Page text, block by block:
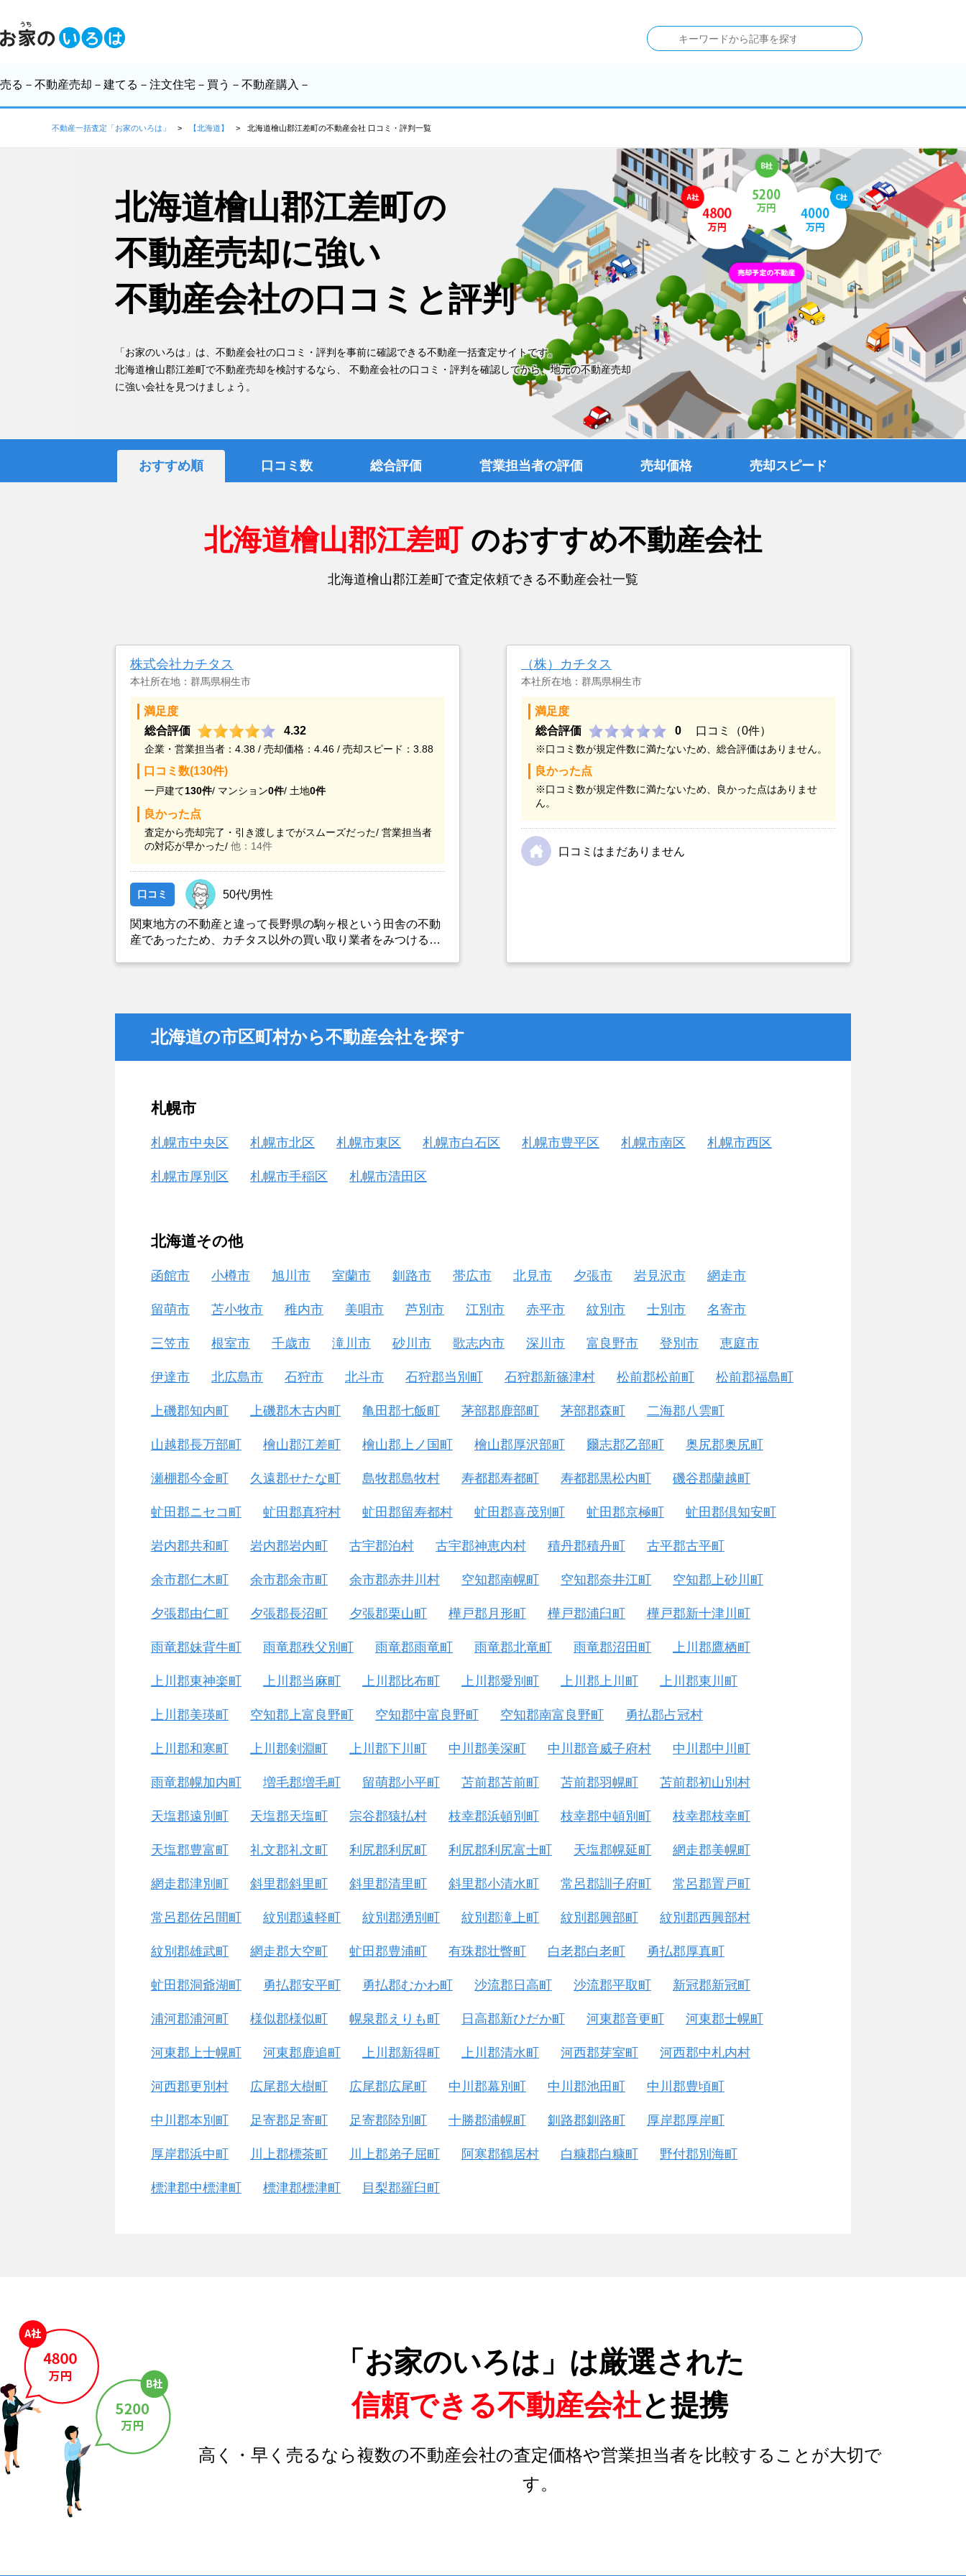
売る －不動産売却－ 建てる －注文住宅－ 買う －不動産購入－
不動産一括査定「お家のいろは」 【北海道】 北海道檜山郡江差町の不動産会社 口コミ・評判一覧
北海道檜山郡江差町の
不動産売却に強い
不動産会社の口コミと評判
「お家のいろは」は、不動産会社の口コミ・評判を事前に確認できる不動産一括査定サイトです。
北海道檜山郡江差町で不動産売却を検討するなら、 不動産会社の口コミ・評判を確認してから、地元の不動産売却
に強い会社を見つけましょう。
おすすめ順 口コミ数 総合評価 営業担当者の評価 売却価格 売却スピード
北海道檜山郡江差町 のおすすめ不動産会社
北海道檜山郡江差町で査定依頼できる不動産会社一覧
株式会社カチタス
本社所在地：群馬県桐生市
満足度
総合評価
4.32
企業・営業担当者：4.38 / 売却価格：4.46 / 売却スピード：3.88
口コミ数(130件)
一戸建て130件/ マンション0件/ 土地0件
良かった点
査定から売却完了・引き渡しまでがスムーズだった/ 営業担当者
の対応が早かった/ 他：14件
口コミ 50代/男性
関東地方の不動産と違って長野県の駒ヶ根という田舎の不動
産であったため、カチタス以外の買い取り業者をみつけるこ
（株）カチタス
本社所在地：群馬県桐生市
満足度
総合評価
0 口コミ（0件）
※口コミ数が規定件数に満たないため、総合評価はありません。
良かった点
※口コミ数が規定件数に満たないため、良かった点はありませ
ん。
口コミはまだありません
北海道の市区町村から不動産会社を探す
札幌市
札幌市中央区 札幌市北区 札幌市東区 札幌市白石区 札幌市豊平区 札幌市南区 札幌市西区
札幌市厚別区 札幌市手稲区 札幌市清田区
北海道その他
函館市 小樽市 旭川市 室蘭市 釧路市 帯広市 北見市 夕張市 岩見沢市 網走市
留萌市 苫小牧市 稚内市 美唄市 芦別市 江別市 赤平市 紋別市 士別市 名寄市
三笠市 根室市 千歳市 滝川市 砂川市 歌志内市 深川市 富良野市 登別市 恵庭市
伊達市 北広島市 石狩市 北斗市 石狩郡当別町 石狩郡新篠津村 松前郡松前町 松前郡福島町
上磯郡知内町 上磯郡木古内町 亀田郡七飯町 茅部郡鹿部町 茅部郡森町 二海郡八雲町
山越郡長万部町 檜山郡江差町 檜山郡上ノ国町 檜山郡厚沢部町 爾志郡乙部町 奥尻郡奥尻町
瀬棚郡今金町 久遠郡せたな町 島牧郡島牧村 寿都郡寿都町 寿都郡黒松内町 磯谷郡蘭越町
虻田郡ニセコ町 虻田郡真狩村 虻田郡留寿都村 虻田郡喜茂別町 虻田郡京極町 虻田郡倶知安町
岩内郡共和町 岩内郡岩内町 古宇郡泊村 古宇郡神恵内村 積丹郡積丹町 古平郡古平町
余市郡仁木町 余市郡余市町 余市郡赤井川村 空知郡南幌町 空知郡奈井江町 空知郡上砂川町
夕張郡由仁町 夕張郡長沼町 夕張郡栗山町 樺戸郡月形町 樺戸郡浦臼町 樺戸郡新十津川町
雨竜郡妹背牛町 雨竜郡秩父別町 雨竜郡雨竜町 雨竜郡北竜町 雨竜郡沼田町 上川郡鷹栖町
上川郡東神楽町 上川郡当麻町 上川郡比布町 上川郡愛別町 上川郡上川町 上川郡東川町
上川郡美瑛町 空知郡上富良野町 空知郡中富良野町 空知郡南富良野町 勇払郡占冠村
上川郡和寒町 上川郡剣淵町 上川郡下川町 中川郡美深町 中川郡音威子府村 中川郡中川町
雨竜郡幌加内町 増毛郡増毛町 留萌郡小平町 苫前郡苫前町 苫前郡羽幌町 苫前郡初山別村
天塩郡遠別町 天塩郡天塩町 宗谷郡猿払村 枝幸郡浜頓別町 枝幸郡中頓別町 枝幸郡枝幸町
天塩郡豊富町 礼文郡礼文町 利尻郡利尻町 利尻郡利尻富士町 天塩郡幌延町 網走郡美幌町
網走郡津別町 斜里郡斜里町 斜里郡清里町 斜里郡小清水町 常呂郡訓子府町 常呂郡置戸町
常呂郡佐呂間町 紋別郡遠軽町 紋別郡湧別町 紋別郡滝上町 紋別郡興部町 紋別郡西興部村
紋別郡雄武町 網走郡大空町 虻田郡豊浦町 有珠郡壮瞥町 白老郡白老町 勇払郡厚真町
虻田郡洞爺湖町 勇払郡安平町 勇払郡むかわ町 沙流郡日高町 沙流郡平取町 新冠郡新冠町
浦河郡浦河町 様似郡様似町 幌泉郡えりも町 日高郡新ひだか町 河東郡音更町 河東郡士幌町
河東郡上士幌町 河東郡鹿追町 上川郡新得町 上川郡清水町 河西郡芽室町 河西郡中札内村
河西郡更別村 広尾郡大樹町 広尾郡広尾町 中川郡幕別町 中川郡池田町 中川郡豊頃町
中川郡本別町 足寄郡足寄町 足寄郡陸別町 十勝郡浦幌町 釧路郡釧路町 厚岸郡厚岸町
厚岸郡浜中町 川上郡標茶町 川上郡弟子屈町 阿寒郡鶴居村 白糠郡白糠町 野付郡別海町
標津郡中標津町 標津郡標津町 目梨郡羅臼町
「お家のいろは」は厳選された
信頼できる不動産会社と提携
高く・早く売るなら複数の不動産会社の査定価格や営業担当者を比較することが大切で
す。